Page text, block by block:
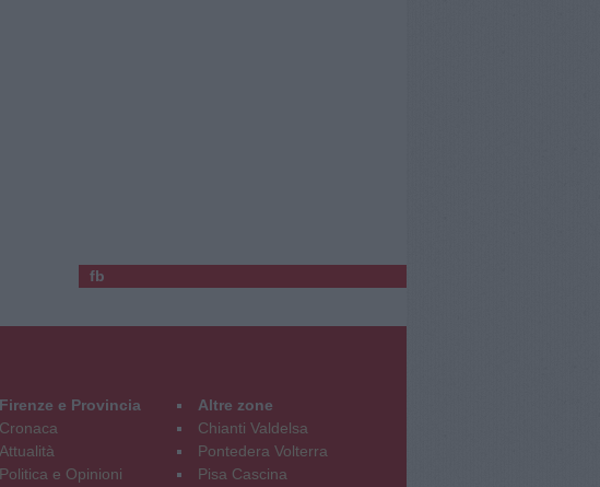
fb
Firenze e Provincia
Cronaca
Attualità
Politica e Opinioni
Altre zone
Chianti Valdelsa
Pontedera Volterra
Pisa Cascina